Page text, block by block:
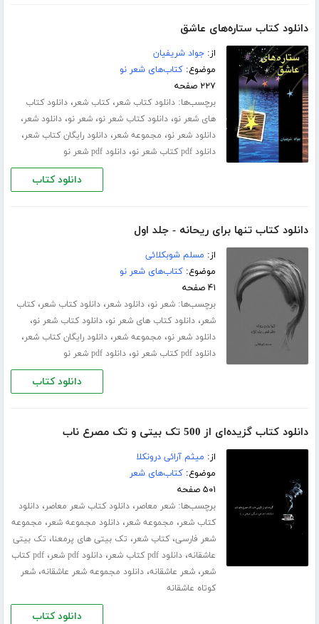
دانلود کتاب ستاره‌های عاشق
از:جواد شریفیان
موضوع:کتاب‌های شعر نو
۲۲۷ صفحه
برچسب‌ها:دانلود کتاب شعر،کتاب شعر،دانلود کتاب
های شعر نو،دانلود کتاب شعر نو،شعر نو،دانلود شعر،
دانلود شعر نو، مجموعه شعر،دانلود رایگان کتاب شعر،
دانلود pdf کتاب شعر نو ،دانلود pdf شعر نو
دانلود کتاب
دانلود کتاب تنها برای ریحانه - جلد اول
از: مسلم شوبکلائی
موضوع:کتاب‌های شعر نو
۴۱ صفحه
برچسب‌ها:شعر نو،دانلود شعر،دانلود کتاب شعر،کتاب
شعر،دانلود کتاب های شعر نو،دانلود کتاب شعر نو،
دانلود شعر نو، مجموعه شعر،دانلود رایگان کتاب شعر،
دانلود pdf کتاب شعر نو ،دانلود pdf شعر نو
دانلود کتاب
دانلود کتاب گزیده‌ای از 500 تک بیتی و تک مصرع ناب
از: میثم آرائی درونکلا
موضوع:کتاب‌های شعر
۵۰۱ صفحه
برچسب‌ها:شعر معاصر،دانلود کتاب شعر معاصر،دانلود
کتاب شعر، مجموعه شعر،دانلود مجموعه شعر، مجموعه
شعر فارسی،کتاب شعر، تک بیتی های پرمعنا، تک بیتی
عاشقانه،دانلود pdf کتاب شعر ،دانلود pdf شعر ،
pdf کتاب
شعر،شعر عاشقانه،دانلود مجموعه شعر عاشقانه،شعر
کوتاه عاشقانه
دانلود کتاب